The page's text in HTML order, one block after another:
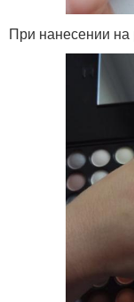
При нанесении на